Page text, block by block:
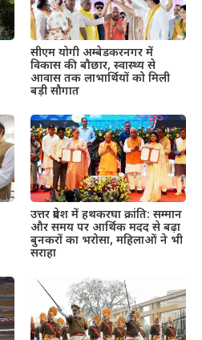
सीएम योगी अम्बेडकरनगर में
विकास की बौछार, स्वास्थ्य से
आवास तक लाभार्थियों को मिली
बड़ी सौगात
उत्तर प्रदेश में हथकरघा क्रांति: सम्मान
और समय पर आर्थिक मदद से बढ़ा
बुनकरों का भरोसा, महिलाओं ने भी
सराहा